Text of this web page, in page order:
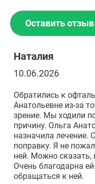
Оставить отзыв
Наталия
10.06.2026
Обратились к
Анатольевне из-за
зрение. Мы ходили
причину. Ольга
назначила лечение.
поправку. Я не
ней. Можно
Очень благодарна
обращаться к ней.